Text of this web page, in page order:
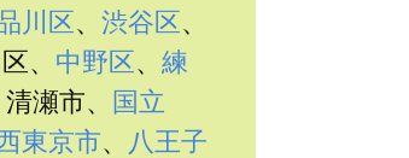
川区、 渋谷区、
、 中野区、 練
瀬市、
国立
東京市、
八王子